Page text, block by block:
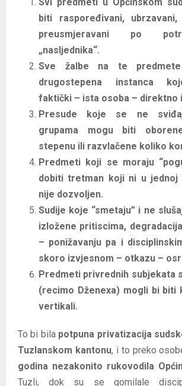
biti raspoređivani,
preusmjeravani po
„nasljednika“.
Sve žalbe na te
drugostepena instanca
faktički – ista osoba – direktno
Presude koje se ne
grupama mogu biti
stepenu ili razvlačene koliko
Predmeti koji se moraju
dobiti tretman koji ni u jednoj
nije dozvoljen.
Sudije koje “smetaju” i ne
izložene pritiscima,
– ponižavanju pa i
skoro izvjesnom – otkazu –
Predmeti privrednih subjekata
(recimo Dženexa) mogli bi biti
vertikali.
To bi bila potpuna privatizacija
Tuzlanskom kantonu, i to preko
godina nezakonito rukovodila
Tuzli, dok su se gomilale